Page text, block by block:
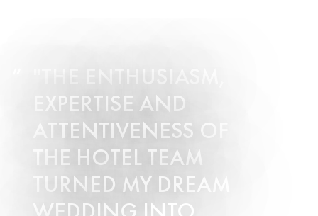
"THE ENTHUSIASM,
EXPERTISE AND
ATTENTIVENESS OF
THE HOTEL TEAM
TURNED MY DREAM